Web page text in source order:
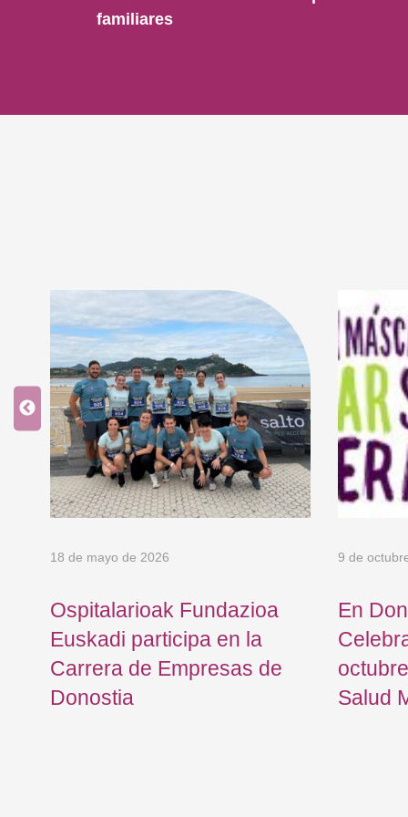
familiares
18 de mayo de 2026
Ospitalarioak Fundazioa
Euskadi participa en la
Carrera de Empresas de
Donostia
9 de
En
Salud